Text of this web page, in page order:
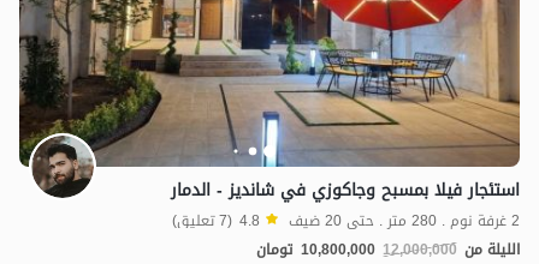
استئجار فيلا بمسبح وجاكوزي في شانديز - الدمار
2 غرفة نوم . 280 متر . حتى 20 ضيف 4.8 (7 تعليق)
الليلة من 12,000,000
10,800,000 تومان